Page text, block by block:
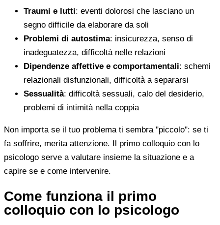
Traumi e lutti: eventi dolorosi che lasciano un
segno difficile da elaborare da soli
Problemi di autostima: insicurezza, senso di
inadeguatezza, difficoltà nelle relazioni
Dipendenze affettive e comportamentali: schemi
relazionali disfunzionali, difficoltà a separarsi
Sessualità: difficoltà sessuali, calo del desiderio,
problemi di intimità nella coppia
Non importa se il tuo problema ti sembra "piccolo": se ti
fa soffrire, merita attenzione. Il primo colloquio con lo
psicologo serve a valutare insieme la situazione e a
capire se e come intervenire.
Come funziona il primo
colloquio con lo psicologo